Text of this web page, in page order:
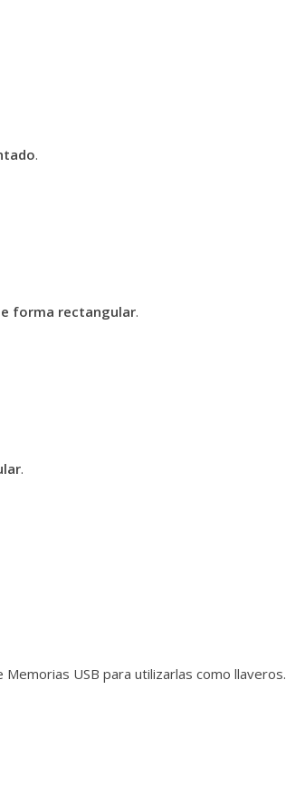
.
forma rectangular.
.
USB para utilizarlas como llaveros.